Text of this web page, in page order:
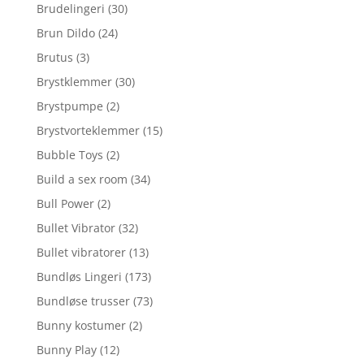
Brudelingeri (30)
Brun Dildo (24)
Brutus (3)
Brystklemmer (30)
Brystpumpe (2)
Brystvorteklemmer (15)
Bubble Toys (2)
Build a sex room (34)
Bull Power (2)
Bullet Vibrator (32)
Bullet vibratorer (13)
Bundløs Lingeri (173)
Bundløse trusser (73)
Bunny kostumer (2)
Bunny Play (12)